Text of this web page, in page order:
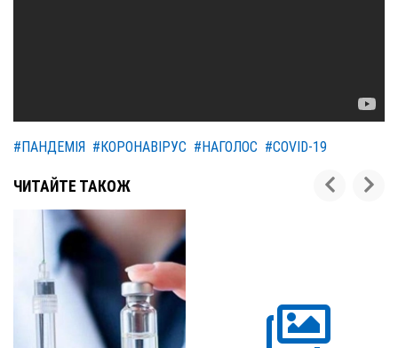
#ПАНДЕМІЯ #КОРОНАВІРУС #НАГОЛОС #COVID-19
ЧИТАЙТЕ ТАКОЖ